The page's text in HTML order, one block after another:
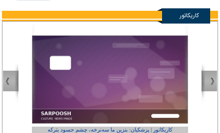
کاریکاتور
کاریکاتور | پزشکیان: بنزین ما سه‌نرخه، چشم حسود بترکه